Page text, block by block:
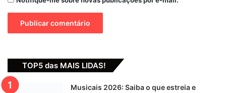
São Paulo Show
TOP5 das MAIS LIDAS!
Musicais 2026: Saiba o que estreia e